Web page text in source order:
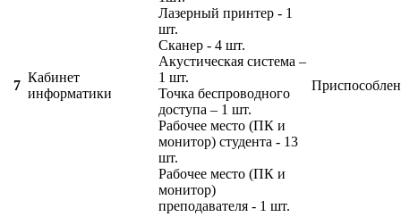
7
Кабинет
информатики
Лазерный принтер - 1
шт.
Сканер - 4 шт.
Акустическая система –
1 шт.
Точка беспроводного
доступа – 1 шт.
Рабочее место (ПК и
монитор) студента - 13
шт.
Рабочее место (ПК и
монитор)
преподавателя - 1 шт.
Приспособлен